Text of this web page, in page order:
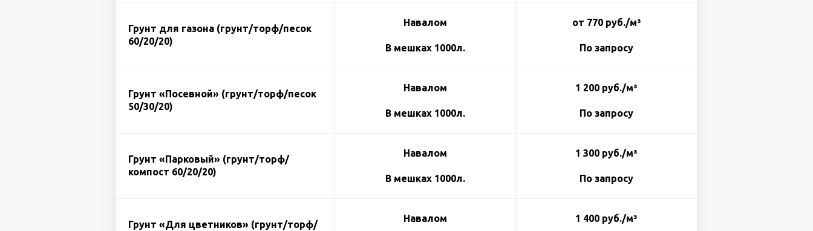
Грунт для газона (грунт/торф/песок
60/20/20)
Навалом
В мешках 1000л.
от 770 руб./м³
По запросу
Грунт «Посевной» (грунт/торф/песок
50/30/20)
Навалом
В мешках 1000л.
1 200 руб./м³
По запросу
Грунт «Парковый» (грунт/торф/
компост 60/20/20)
Навалом
В мешках 1000л.
1 300 руб./м³
По запросу
Грунт «Для цветников» (грунт/торф/
Навалом 1 400 руб./м³